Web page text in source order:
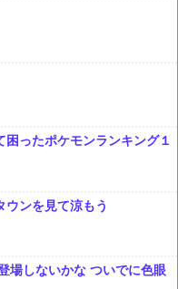
ったポケモンランキング１
ウンを見て涼もう
場しないかな ついでに色眼